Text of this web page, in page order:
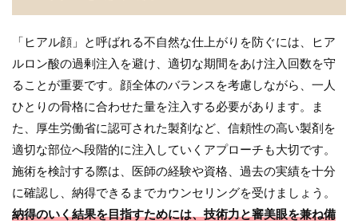
「ヒアル顔」と呼ばれる不自然な仕上がりを防ぐには、ヒア
ルロン酸の過剰注入を避け、適切な期間をあけ注入回数を守
ることが重要です。顔全体のバランスを考慮しながら、一人
ひとりの骨格に合わせた量を注入する必要があります。ま
た、厚生労働省に認可された製剤など、信頼性の高い製剤を
適切な部位へ段階的に注入していくアプローチも大切です。
施術を検討する際は、医師の経験や資格、過去の実績を十分
に確認し、納得できるまでカウンセリングを受けましょう。
納得のいく結果を目指すためには、技術力と審美眼を兼ね備